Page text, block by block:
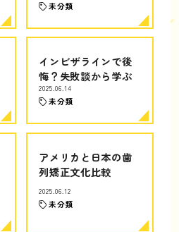
未分類
インビザラインで後
悔？失敗談から学ぶ
2025.06.14
未分類
アメリカと日本の歯
列矯正文化比較
2025.06.12
未分類